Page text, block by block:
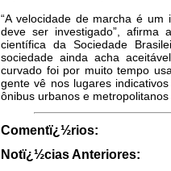
“A velocidade de marcha é
deve ser investigado”, afirma
científica da Sociedade
sociedade ainda acha
curvado foi por muito tempo
gente vê nos lugares
ônibus urbanos e
Comentï¿½rios:
Notï¿½cias Anteriores: